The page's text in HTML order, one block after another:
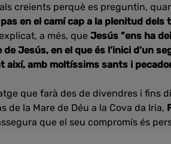
creients perquè es preguntin,
en el camí cap a la plenitud dels
a més, que Jesús "ens ha
Jesús, en el que és l’inici d’un
així, amb moltíssims sants i
que farà des de divendres i fins
de la Mare de Déu a la Cova da Iria,
que el seu compromís és